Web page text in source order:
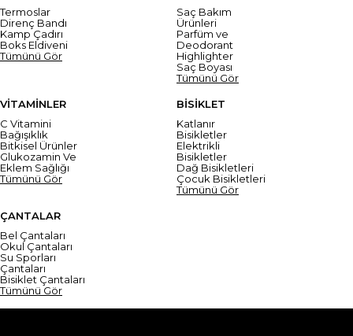
Termoslar
Direnç Bandı
Kamp Çadırı
Boks Eldiveni
Tümünü Gör
Saç Bakım
Ürünleri
Parfüm ve
Deodorant
Highlighter
Saç Boyası
Tümünü Gör
VİTAMİNLER
C Vitamini
Bağışıklık
Bitkisel Ürünler
Glukozamin Ve
Eklem Sağlığı
Tümünü Gör
BİSİKLET
Katlanır
Bisikletler
Elektrikli
Bisikletler
Dağ Bisikletleri
Çocuk Bisikletleri
Tümünü Gör
ÇANTALAR
Bel Çantaları
Okul Çantaları
Su Sporları
Çantaları
Bisiklet Çantaları
Tümünü Gör